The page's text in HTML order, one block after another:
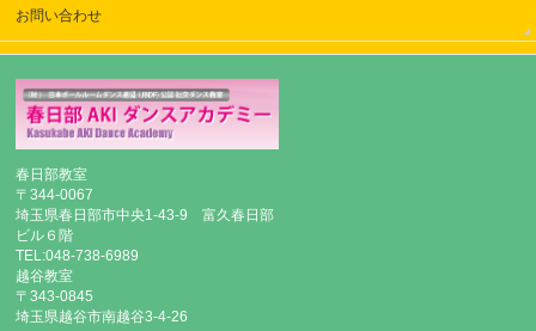
お問い合わせ
春日部教室
〒344-0067
埼玉県春日部市中央1-43-9 富久春日部
ビル６階
TEL:048-738-6989
越谷教室
〒343-0845
埼玉県越谷市南越谷3-4-26